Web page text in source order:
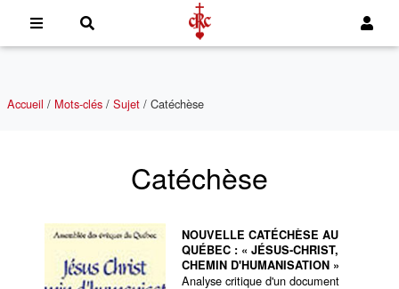
Accueil / Mots-clés / Sujet / Catéchèse
Catéchèse
NOUVELLE CATÉCHÈSE AU
QUÉBEC : « JÉSUS-CHRIST,
CHEMIN D'HUMANISATION »
Analyse critique d'un document